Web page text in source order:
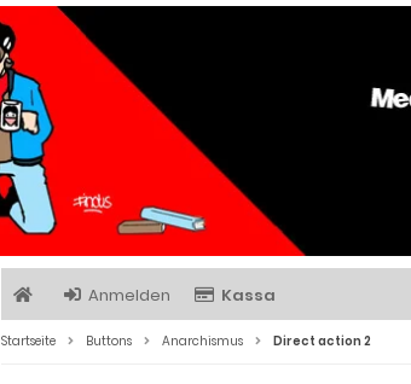
Anmelden Kassa
Startseite Buttons Anarchismus Direct action 2